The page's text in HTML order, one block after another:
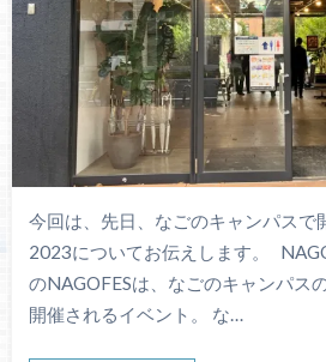
今回は、先日、なごのキャンパスで
2023についてお伝えします。
のNAGOFESは、なごのキャンパス
開催されるイベント。 な…